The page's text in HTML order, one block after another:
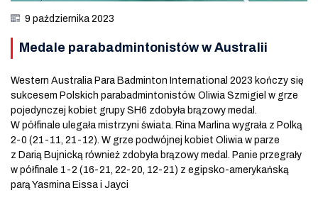
9 października 2023
Medale parabadmintonistów w Australii
Western Australia Para Badminton International 2023 kończy się
sukcesem Polskich parabadmintonistów. Oliwia Szmigiel w grze
pojedynczej kobiet grupy SH6 zdobyła brązowy medal.
W półfinale ulegała mistrzyni świata. Rina Marlina wygrała z Polką
2-0 (21-11, 21-12). W grze podwójnej kobiet Oliwia w parze
z Darią Bujnicką również zdobyła brązowy medal. Panie przegrały
w półfinale 1-2 (16-21, 22-20, 12-21) z egipsko-amerykańską
parą Yasmina Eissa i Jayci